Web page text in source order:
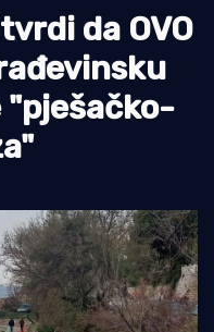
da OVO
"pješačko-